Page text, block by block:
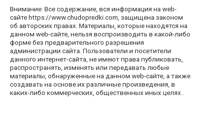
Внимание: Все содержание, вся информация на web-
сайте https://www.chudopredki.com, защищена законом
об авторских правах. Материалы, которые находятся на
данном web-сайте, нельзя воспроизводить в какой-либо
форме без предварительного разрешения
администрации сайта. Пользователи и посетители
данного интернет-сайта, не имеют права публиковать,
распространять, изменять или передавать любые
материалы, обнаруженные на данном web-сайте, а также
создавать на основе их различные произведения, в
каких-либо коммерческих, общественных иных целях..